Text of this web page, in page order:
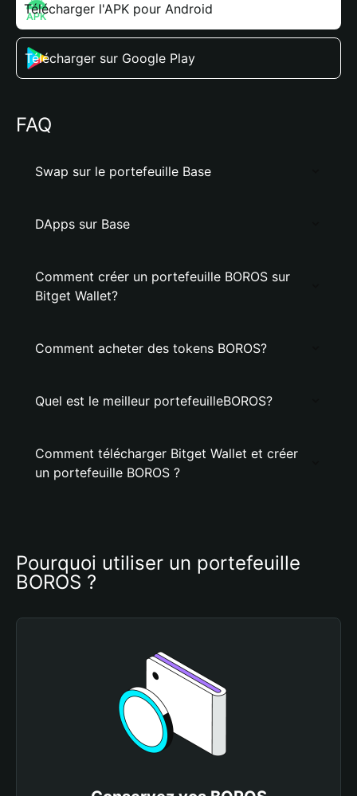
Télécharger l'APK pour Android
Télécharger sur Google Play
FAQ
Swap sur le portefeuille Base
DApps sur Base
Comment créer un portefeuille BOROS sur
Bitget Wallet?
Comment acheter des tokens BOROS?
Quel est le meilleur portefeuilleBOROS?
Comment télécharger Bitget Wallet et créer
un portefeuille BOROS ?
Pourquoi utiliser un portefeuille
BOROS ?